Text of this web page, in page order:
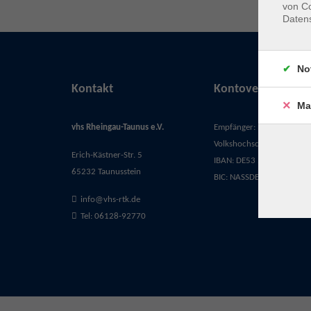
Kontakt
vhs Rheingau-Taunus e.V.
Erich-Kästner-Str. 5
65232 Taunusstein
info@vhs-rtk.de
Tel: 06128-92770
Kontoverbindung
Empfänger:
Volkshochschule Rheingau-
IBAN: DE53 5105 0015
BIC: NASSDE55XXX
von